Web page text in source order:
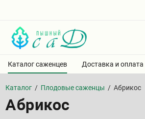
Каталог саженцев Доставка и оплата
Каталог / Плодовые саженцы / Абрикос
Абрикос